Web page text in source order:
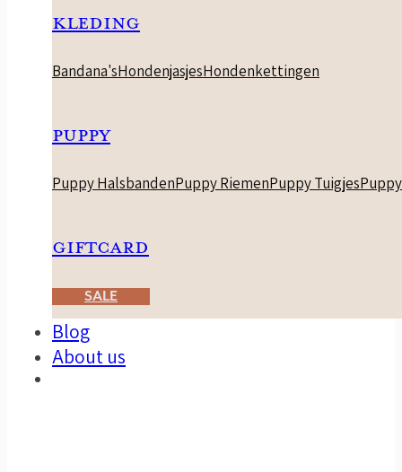
KLEDING
Bandana'sHondenjasjesHondenkettingen
PUPPY
Puppy HalsbandenPuppy RiemenPuppy Tuigjes
GIFTCARD
SALE
Blog
About us